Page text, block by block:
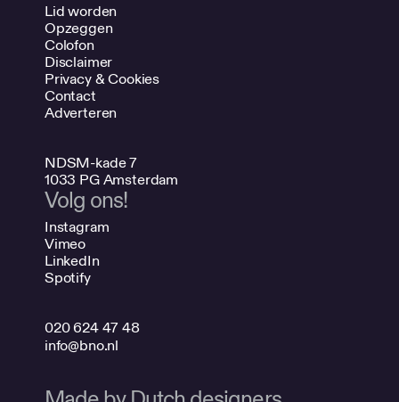
Lid worden
Opzeggen
Colofon
Disclaimer
Privacy & Cookies
Contact
Adverteren
NDSM-kade 7
1033 PG Amsterdam
Volg ons!
Instagram
Vimeo
LinkedIn
Spotify
020 624 47 48
info@bno.nl